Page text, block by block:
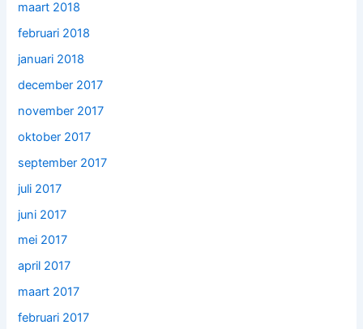
maart 2018
februari 2018
januari 2018
december 2017
november 2017
oktober 2017
september 2017
juli 2017
juni 2017
mei 2017
april 2017
maart 2017
februari 2017